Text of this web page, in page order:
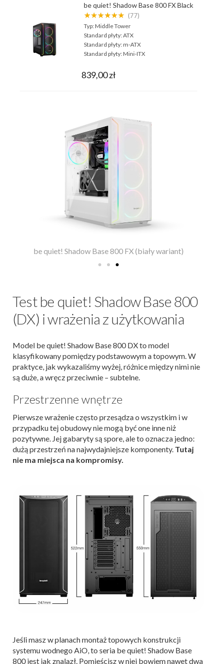
be quiet! Shadow Base 800 FX Black
★★★★★★ (77)
Typ:Middle Tower
Standard płyty:ATX
Standard płyty:m-ATX
Standard płyty:Mini-ITX
839,00 zł
be quiet! Shadow Base 800 FX (biały wariant)
Test be quiet! Shadow Base 800
(DX) i wrażenia z użytkowania
Model be quiet! Shadow Base 800 DX to model
klasyfikowany pomiędzy podstawowym a topowym. W
praktyce, jak wykazaliśmy wyżej, różnice między nimi nie
są duże, a wręcz przeciwnie – subtelne.
Przestrzenne wnętrze
Pierwsze wrażenie często przesądza o wszystkim i w
przypadku tej obudowy nie mogą być one inne niż
pozytywne. Jej gabaryty są spore, ale to oznacza jedno:
dużą przestrzeń na najwydajniejsze komponenty. Tutaj
nie ma miejsca na kompromisy.
Jeśli masz w planach montaż topowych konstrukcji
systemu wodnego AiO, to seria be quiet! Shadow Base
800 jest jak znalazł. Pomieścisz w niej bowiem nawet dwa